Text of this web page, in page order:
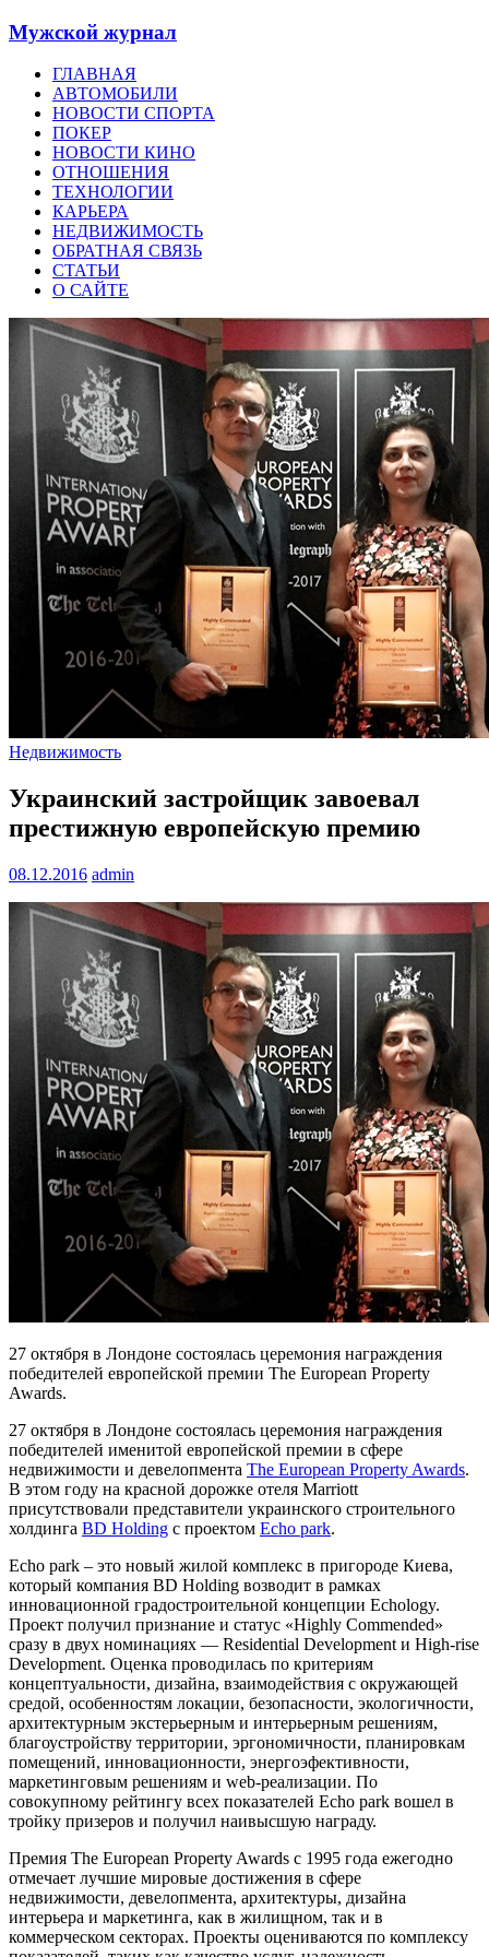
Мужской журнал
ГЛАВНАЯ
АВТОМОБИЛИ
НОВОСТИ СПОРТА
ПОКЕР
НОВОСТИ КИНО
ОТНОШЕНИЯ
ТЕХНОЛОГИИ
КАРЬЕРА
НЕДВИЖИМОСТЬ
ОБРАТНАЯ СВЯЗЬ
СТАТЬИ
О САЙТЕ
Недвижимость
Украинский застройщик завоевал
престижную европейскую премию
08.12.2016 admin
27 октября в Лондоне состоялась церемония награждения
победителей европейской премии The European Property
Awards.
27 октября в Лондоне состоялась церемония награждения
победителей именитой европейской премии в сфере
недвижимости и девелопмента The European Property Awards.
В этом году на красной дорожке отеля Marriott
присутствовали представители украинского строительного
холдинга BD Holding c проектом Echo park.
Echo park – это новый жилой комплекс в пригороде Киева,
который компания BD Holding возводит в рамках
инновационной градостроительной концепции Echology.
Проект получил признание и статус «Highly Commended»
сразу в двух номинациях — Residential Development и High-rise
Development. Оценка проводилась по критериям
концептуальности, дизайна, взаимодействия с окружающей
средой, особенностям локации, безопасности, экологичности,
архитектурным экстерьерным и интерьерным решениям,
благоустройству территории, эргономичности, планировкам
помещений, инновационности, энергоэфективности,
маркетинговым решениям и web-реализации. По
совокупному рейтингу всех показателей Echo park вошел в
тройку призеров и получил наивысшую награду.
Премия The European Property Awards с 1995 года ежегодно
отмечает лучшие мировые достижения в сфере
недвижимости, девелопмента, архитектуры, дизайна
интерьера и маркетинга, как в жилищном, так и в
коммерческом секторах. Проекты оцениваются по комплексу